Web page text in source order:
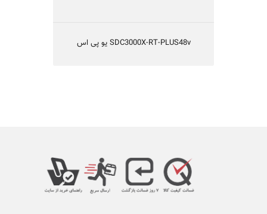
SDC3000X-RT-PLUS48v یو پی اس